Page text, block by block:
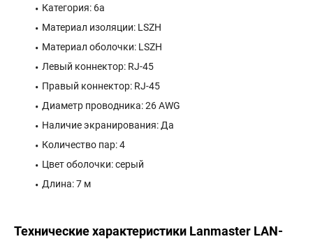
Категория: 6a
Материал изоляции: LSZH
Материал оболочки: LSZH
Левый коннектор: RJ-45
Правый коннектор: RJ-45
Диаметр проводника: 26 AWG
Наличие экранирования: Да
Количество пар: 4
Цвет оболочки: серый
Длина: 7 м
Технические характеристики Lanmaster LAN-